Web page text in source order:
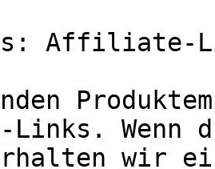
Affiliate-
Wenn
wir